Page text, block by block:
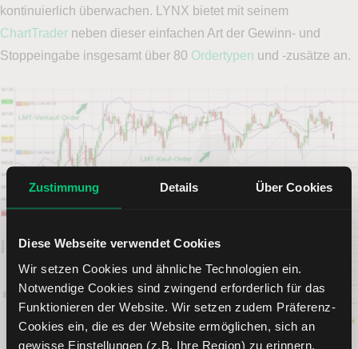
Zustimmung Details Über Cookies
Diese Webseite verwendet Cookies
Wir setzen Cookies und ähnliche Technologien ein.
Notwendige Cookies sind zwingend erforderlich für das
Funktionieren der Website. Wir setzen zudem Präferenz-
Cookies ein, die es der Website ermöglichen, sich an
gewisse Einstellungen (z.B. Ihre Region) zu erinnern.
kontinuierlich überwachen. LYNX bietet mit seinem
ChartTrader neben dieser einfachen Art der Gewinn- und
Stoppeingabe insgesamt über 80 Ordertypen und -zusätze an.
Daytrading: ChartTrader – Handeln aus dem Chart | TWS |